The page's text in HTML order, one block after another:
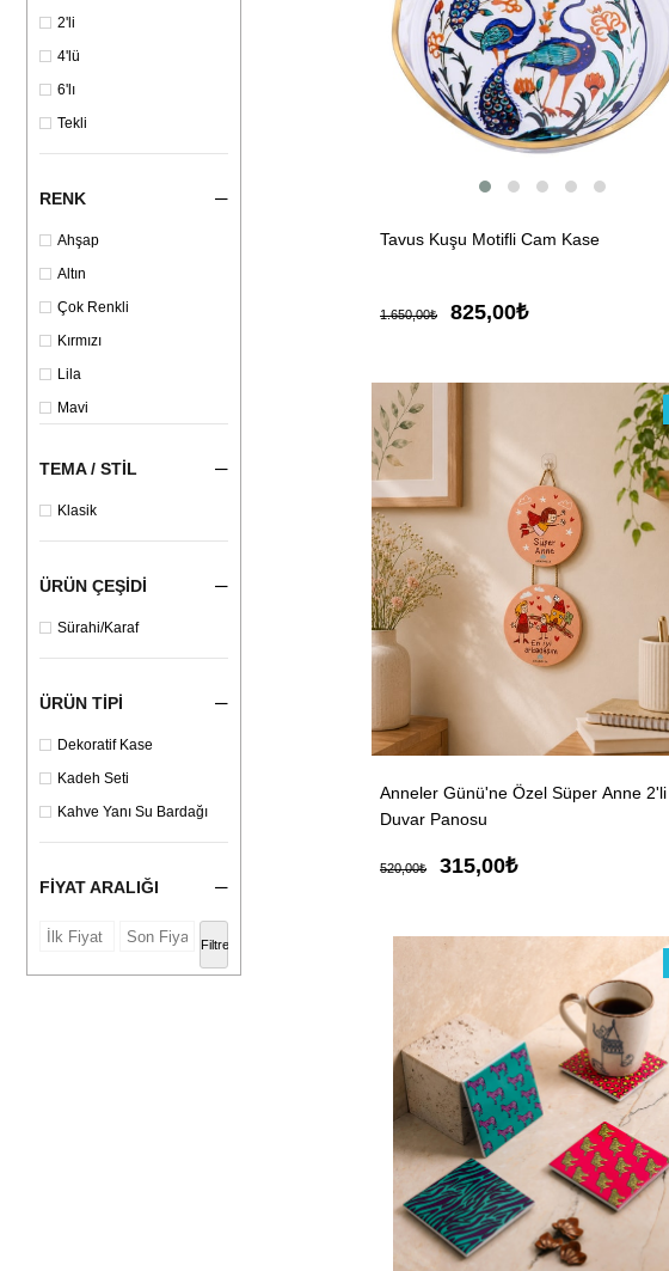
2'li
4'lü
6'lı
Tekli
RENK
Ahşap
Altın
Çok Renkli
Kırmızı
Lila
Mavi
TEMA / STIL
Klasik
ÜRÜN ÇEŞIDI
Sürahi/Karaf
ÜRÜN TIPI
Dekoratif Kase
Kadeh Seti
Kahve Yanı Su Bardağı
FIYAT ARALIĞI
Filtrele
Tavus Kuşu Motifli Cam Kase
825,00₺
1.650,00₺
Anneler Günü'ne Özel Süper Anne 2'li
Duvar Panosu
315,00₺
520,00₺